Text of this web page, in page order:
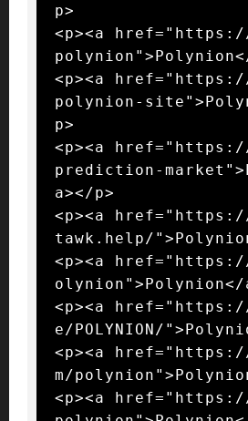
p>
<p><a
<p><a
polynion-
p>
<p><a
prediction-
a></p>
<p><a
tawk.help/
<p><a
olynion">Polynion</
<p><a
e/POLYNION/
<p><a
m/
<p><a